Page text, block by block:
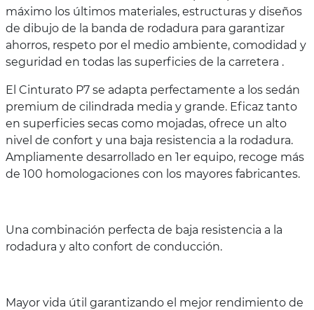
máximo los últimos materiales, estructuras y diseños
de dibujo de la banda de rodadura para garantizar
ahorros, respeto por el medio ambiente, comodidad y
seguridad en todas las superficies de la carretera .
El Cinturato P7 se adapta perfectamente a los sedán
premium de cilindrada media y grande. Eficaz tanto
en superficies secas como mojadas, ofrece un alto
nivel de confort y una baja resistencia a la rodadura.
Ampliamente desarrollado en 1er equipo, recoge más
de 100 homologaciones con los mayores fabricantes.
Una combinación perfecta de baja resistencia a la
rodadura y alto confort de conducción.
Mayor vida útil garantizando el mejor rendimiento de